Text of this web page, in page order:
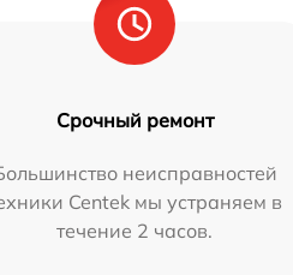
Срочный ремонт
неисправностей
Centek мы устраняем в
течение 2 часов.